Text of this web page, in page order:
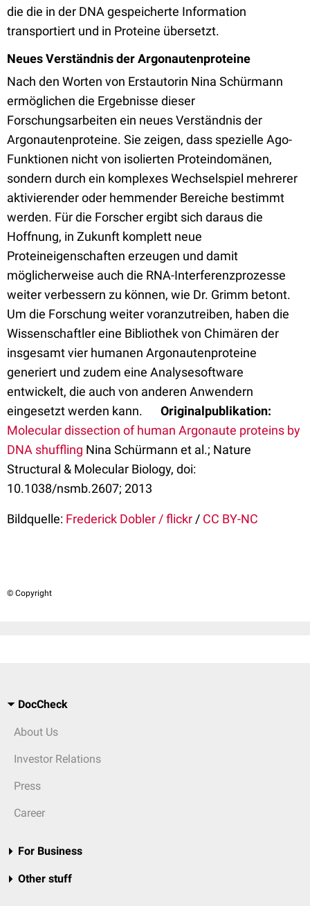
die die in der DNA gespeicherte Information
transportiert und in Proteine übersetzt.
Neues Verständnis der Argonautenproteine
Nach den Worten von Erstautorin Nina Schürmann
ermöglichen die Ergebnisse dieser
Forschungsarbeiten ein neues Verständnis der
Argonautenproteine. Sie zeigen, dass spezielle Ago-
Funktionen nicht von isolierten Proteindomänen,
sondern durch ein komplexes Wechselspiel mehrerer
aktivierender oder hemmender Bereiche bestimmt
werden. Für die Forscher ergibt sich daraus die
Hoffnung, in Zukunft komplett neue
Proteineigenschaften erzeugen und damit
möglicherweise auch die RNA-Interferenzprozesse
weiter verbessern zu können, wie Dr. Grimm betont.
Um die Forschung weiter voranzutreiben, haben die
Wissenschaftler eine Bibliothek von Chimären der
insgesamt vier humanen Argonautenproteine
generiert und zudem eine Analysesoftware
entwickelt, die auch von anderen Anwendern
eingesetzt werden kann.
Originalpublikation:
Molecular dissection of human Argonaute proteins by
DNA shuffling Nina Schürmann et al.; Nature
Structural & Molecular Biology, doi:
10.1038/nsmb.2607; 2013
Bildquelle: Frederick Dobler / flickr / CC BY-NC
© Copyright
DocCheck
About Us
Investor Relations
Press
Career
For Business
Other stuff